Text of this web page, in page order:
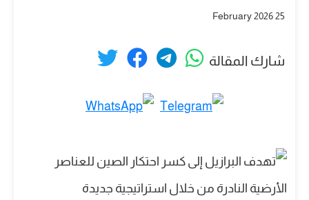
25 February 2026
شارك المقالة